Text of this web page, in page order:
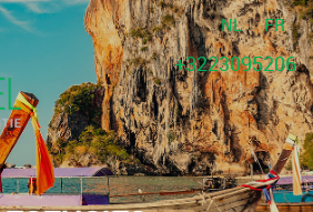
NL FR
+3223095206